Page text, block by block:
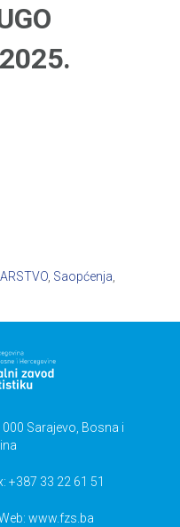
Saopćenja
Sarajevo, Bosna i
+387 33 22 61 51
Web: www.fzs.ba